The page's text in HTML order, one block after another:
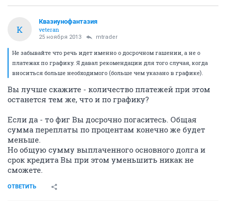
К
Квазиунофантазия
veteran
25 ноября 2013 mtrader
Не забывайте что речь идет именно о досрочном гашении, а не о
платежах по графику. Я давал рекомендации для того случая, когда
вноситься больше необходимого (больше чем указано в графике).
Вы лучше скажите - количество платежей при этом
останется тем же, что и по графику?
Если да - то фиг Вы досрочно погаситесь. Общая
сумма переплаты по процентам конечно же будет
меньше.
Но общую сумму выплаченного основного долга и
срок кредита Вы при этом уменьшить никак не
сможете.
ОТВЕТИТЬ